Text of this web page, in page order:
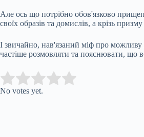
Але ось що потрібно обов'язково
своїх образів та домислів, а крізь
І звичайно, нав'язаний міф про можливу
частіше розмовляти та пояснювати, що
Rate this item:
No votes yet.